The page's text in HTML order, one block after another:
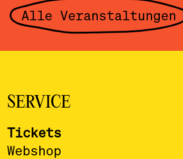
Alle Veranstaltungen
SERVICE
Tickets
Webshop